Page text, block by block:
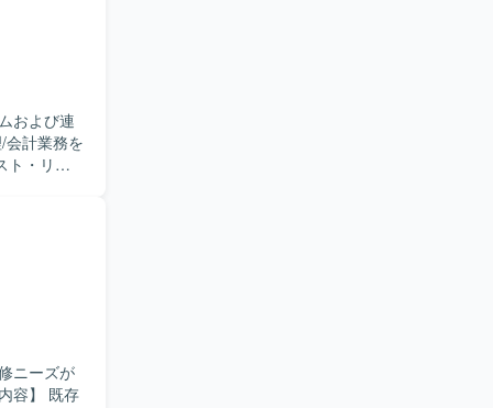
および連
ト・リリ
開発のも
キテクチ
ニーズが